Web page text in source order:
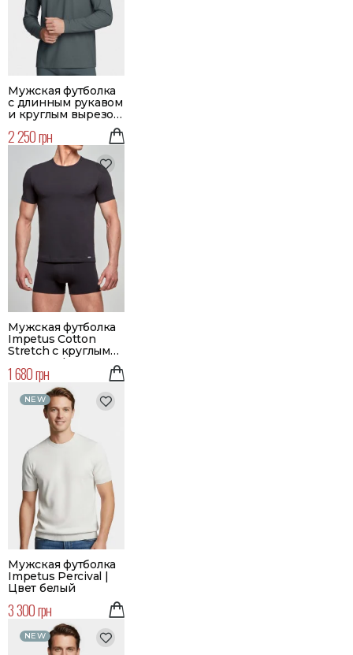
Мужская футболка
с длинным рукавом
и круглым вырезом
2 250 грн
Мужская футболка
Impetus Cotton
Stretch с круглым
вырезом | Цвет
черный
1 680 грн
NEW
Мужская футболка
Impetus Percival |
Цвет белый
3 300 грн
NEW